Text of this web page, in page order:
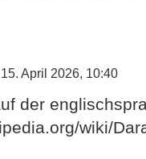
15. April 2026, 10:40
der
wiki/